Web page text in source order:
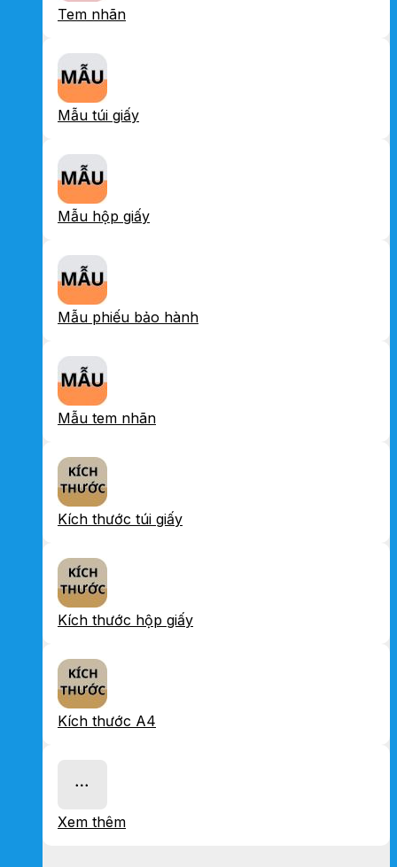
Tem nhãn
Mẫu túi giấy
Mẫu hộp giấy
Mẫu phiếu bảo hành
Mẫu tem nhãn
Kích thước túi giấy
Kích thước hộp giấy
Kích thước A4
Xem thêm